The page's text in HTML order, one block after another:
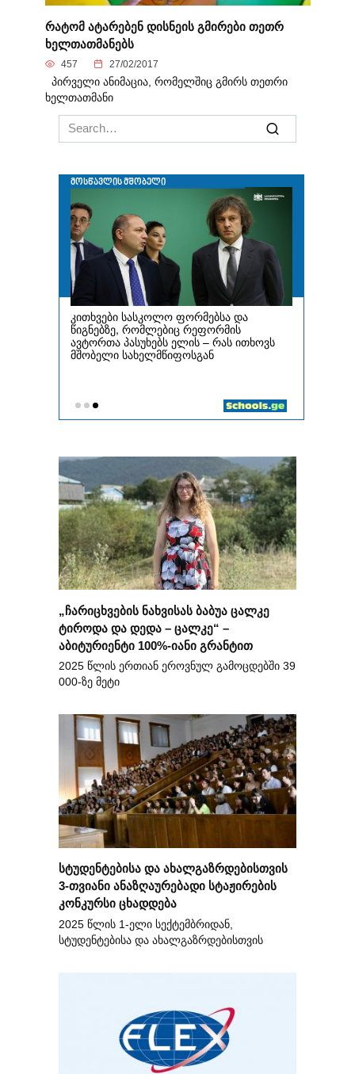
რატომ ატარებენ დისნეის გმირები თეთრ
ხელთათმანებს
457 27/02/2017
პირველი ანიმაცია, რომელშიც გმირს თეთრი
ხელთათმანი
Search
for:
„ჩარიცხვების ნახვისას ბაბუა ცალკე
ტიროდა და დედა – ცალკე“ –
აბიტურიენტი 100%-იანი გრანტით
2025 წლის ერთიან ეროვნულ გამოცდებში 39
000-ზე მეტი
სტუდენტებისა და ახალგაზრდებისთვის
3-თვიანი ანაზღაურებადი სტაჟირების
კონკურსი ცხადდება
2025 წლის 1-ელი სექტემბრიდან,
სტუდენტებისა და ახალგაზრდებისთვის